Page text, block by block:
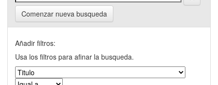
Comenzar nueva busqueda
Añadir filtros:
Usa los filtros para afinar la busqueda.